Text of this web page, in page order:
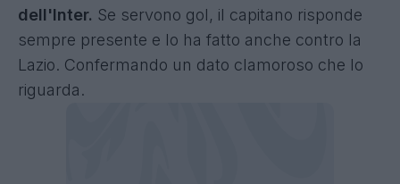
dell'Inter. Se servono gol, il capitano risponde
sempre presente e lo ha fatto anche contro la
Lazio. Confermando un dato clamoroso che lo
riguarda.